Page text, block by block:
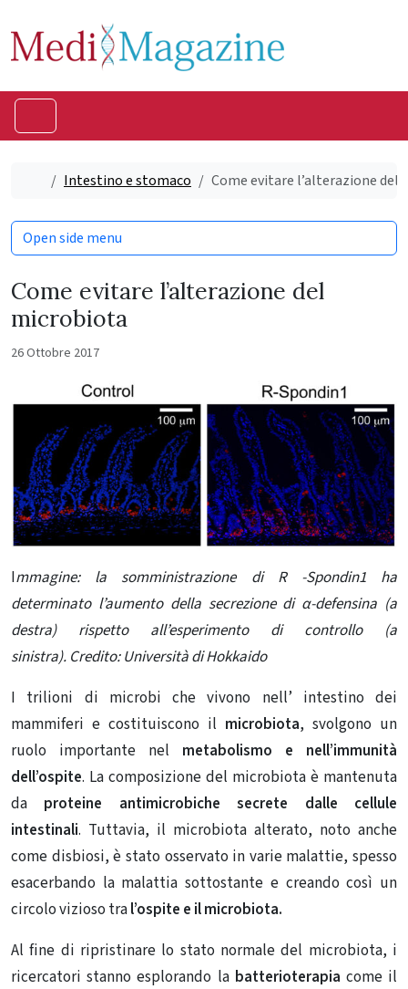
HomeIntestino e stomaco Come evitare l’alterazione del
Come evitare l’alterazione del
microbiota
26 Ottobre 2017
Immagine: la somministrazione di R -Spondin1 ha
determinato l’aumento della secrezione di α-defensina (a
destra) rispetto all’esperimento di controllo (a
sinistra). Credito: Università di Hokkaido
I trilioni di microbi che vivono nell’ intestino dei
mammiferi e costituiscono il microbiota, svolgono un
ruolo importante nel metabolismo e nell’immunità
dell’ospite. La composizione del microbiota è mantenuta
da proteine ​​antimicrobiche secrete dalle cellule
intestinali. Tuttavia, il microbiota alterato, noto anche
come disbiosi, è stato osservato in varie malattie, spesso
esacerbando la malattia sottostante e creando così un
circolo vizioso tral’ospite e il microbiota.
Al fine di ripristinare lo stato normale del microbiota, i
ricercatori stanno esplorando la batterioterapia come il
Open side menu